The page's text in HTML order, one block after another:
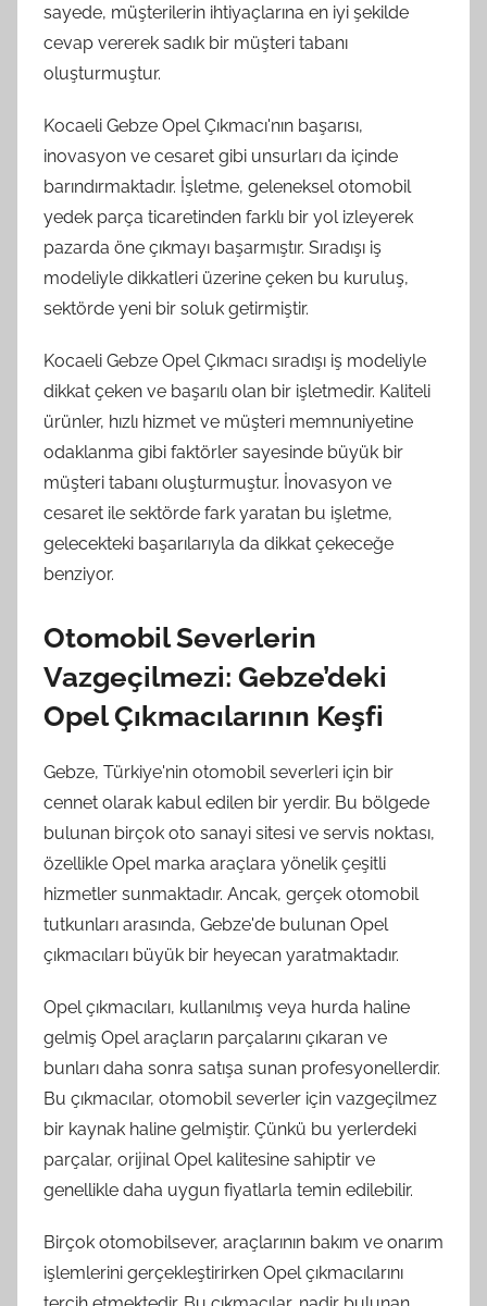
sayede, müşterilerin ihtiyaçlarına en iyi şekilde
cevap vererek sadık bir müşteri tabanı
oluşturmuştur.
Kocaeli Gebze Opel Çıkmacı'nın başarısı,
inovasyon ve cesaret gibi unsurları da içinde
barındırmaktadır. İşletme, geleneksel otomobil
yedek parça ticaretinden farklı bir yol izleyerek
pazarda öne çıkmayı başarmıştır. Sıradışı iş
modeliyle dikkatleri üzerine çeken bu kuruluş,
sektörde yeni bir soluk getirmiştir.
Kocaeli Gebze Opel Çıkmacı sıradışı iş modeliyle
dikkat çeken ve başarılı olan bir işletmedir. Kaliteli
ürünler, hızlı hizmet ve müşteri memnuniyetine
odaklanma gibi faktörler sayesinde büyük bir
müşteri tabanı oluşturmuştur. İnovasyon ve
cesaret ile sektörde fark yaratan bu işletme,
gelecekteki başarılarıyla da dikkat çekeceğe
benziyor.
Otomobil Severlerin
Vazgeçilmezi: Gebze’deki
Opel Çıkmacılarının Keşfi
Gebze, Türkiye'nin otomobil severleri için bir
cennet olarak kabul edilen bir yerdir. Bu bölgede
bulunan birçok oto sanayi sitesi ve servis noktası,
özellikle Opel marka araçlara yönelik çeşitli
hizmetler sunmaktadır. Ancak, gerçek otomobil
tutkunları arasında, Gebze'de bulunan Opel
çıkmacıları büyük bir heyecan yaratmaktadır.
Opel çıkmacıları, kullanılmış veya hurda haline
gelmiş Opel araçların parçalarını çıkaran ve
bunları daha sonra satışa sunan profesyonellerdir.
Bu çıkmacılar, otomobil severler için vazgeçilmez
bir kaynak haline gelmiştir. Çünkü bu yerlerdeki
parçalar, orijinal Opel kalitesine sahiptir ve
genellikle daha uygun fiyatlarla temin edilebilir.
Birçok otomobilsever, araçlarının bakım ve onarım
işlemlerini gerçekleştirirken Opel çıkmacılarını